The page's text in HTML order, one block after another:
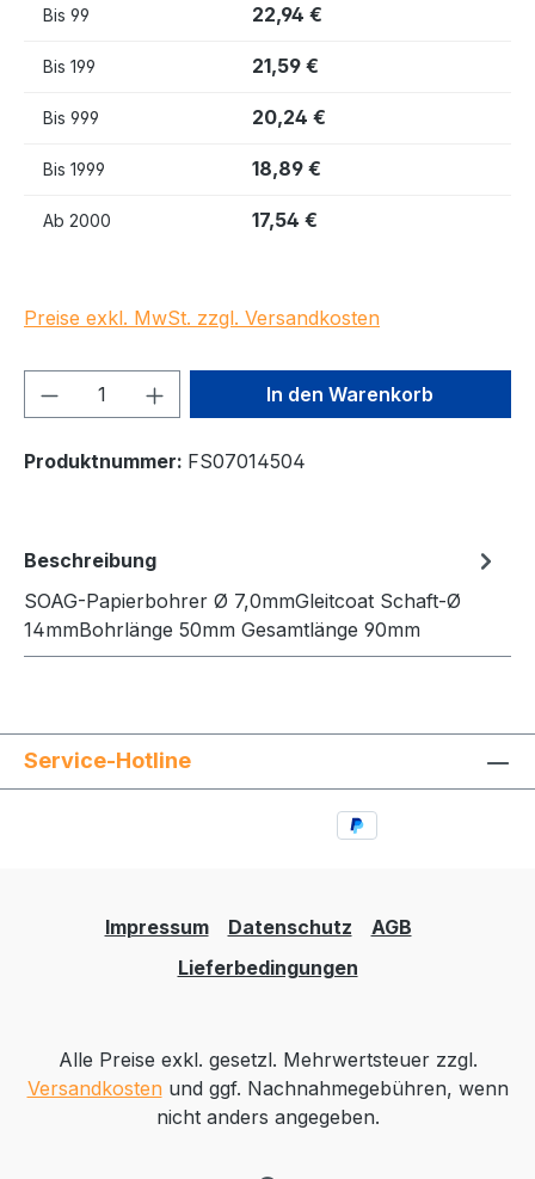
Bis 99 22,94 €
Bis 199 21,59 €
Bis 999 20,24 €
Bis 1999 18,89 €
Ab 2000 17,54 €
Preise exkl. MwSt. zzgl. Versandkosten
Produkt Anzahl: Gib denIn den Warenkorb
Produktnummer: FS07014504
Beschreibung
SOAG-Papierbohrer Ø 7,0mmGleitcoat Schaft-Ø
14mmBohrlänge 50mm Gesamtlänge 90mm
Service-Hotline
Impressum Datenschutz
AGB
Lieferbedingungen
Alle Preise exkl. gesetzl. Mehrwertsteuer zzgl.
Versandkosten und ggf. Nachnahmegebühren, wenn
nicht anders angegeben.